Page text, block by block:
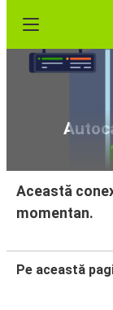
Această
momentan.
Pe această